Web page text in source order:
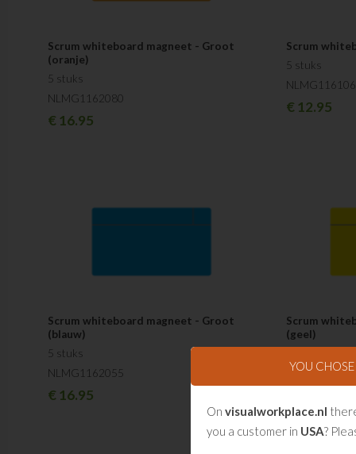
Scrum whiteboard magneet - Groot
(oranje)
5 stuks
NLMG1162080
€16.95
Scrum
5 stuks
€12.95
Scrum whiteboard magneet - Groot
(blauw)
5 stuks
NLMG1162055
€16.95
Scrum
(geel)
YOU CHOSE
On visualworkplace.nl
you a customer in USA?